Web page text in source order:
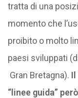
tratta di una
momento che
proibito o molto
paesi sviluppati
Gran Bretagna). Il
“linee guida”